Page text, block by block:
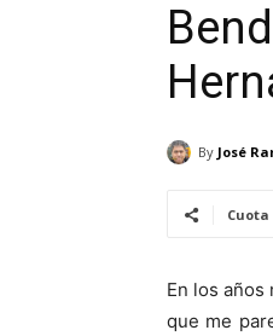
By José
Cuota
En los
que me